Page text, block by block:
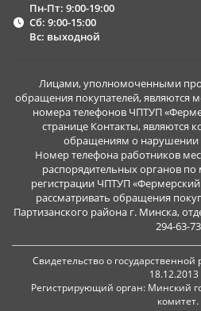
Пн-Пт: 9:00-19:00
Сб: 9:00-15:00
Вс: выходной
Лицами, уполномоченными
обращения покупателей, являются
номера телефонов ЧПТУП
странице Контакты, являются
обращениям о нарушении
Номер телефона работников
распорядительных органов по
регистрации ЧПТУП
рассматривать обращения
Партизанского района г. Минска,
294-63-73
Свидетельство о государственной
18.12.2013
Регистрирующий орган: Минский
комитет.